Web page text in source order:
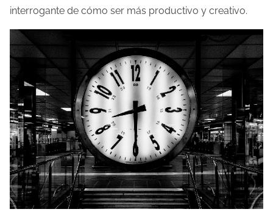
interrogante de cómo ser más productivo y creativo.